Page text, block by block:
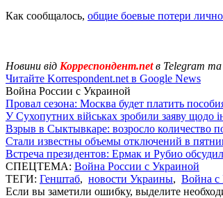
Как сообщалось, общие боевые потери
Новини від Корреспондент.netв Telegram та
Читайте Korrespondent.net в Google News
Война России с Украиной
Провал сезона: Москва будет платить
У Сухопутних військах зробили заяву щодо
Взрыв в Сыктывкаре: возросло количество
Стали известны объемы отключений в
Встреча президентов: Ермак и Рубио
СПЕЦТЕМА: Война России с Украиной
ТЕГИ: Генштаб, новости Украины, Война с
Если вы заметили ошибку, выделите